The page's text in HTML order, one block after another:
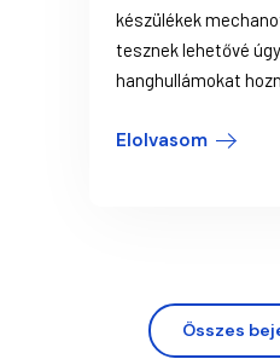
készülékek
tesznek lehetővé
hanghullámokat
Elolvasom
Összes